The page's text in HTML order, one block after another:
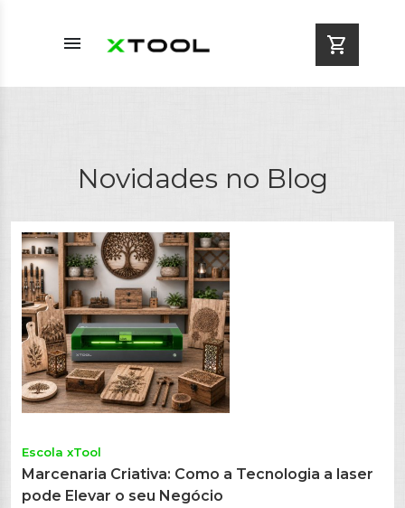
menu shopping_cart
Novidades no Blog
Escola xTool
Marcenaria Criativa: Como a Tecnologia a laser
pode Elevar o seu Negócio